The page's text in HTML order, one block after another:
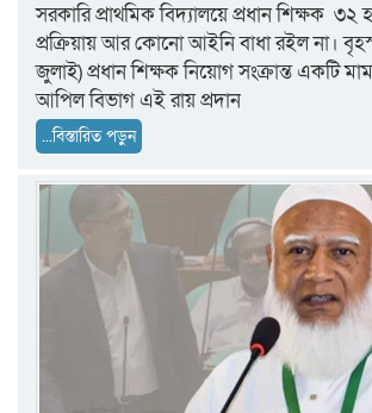
সরকারি প্রাথমিক বিদ্যালয়ে প্রধান শিক্ষক ৩২
প্রক্রিয়ায় আর কোনো আইনি বাধা রইল না।
জুলাই) প্রধান শিক্ষক নিয়োগ সংক্রান্ত একটি
আপিল বিভাগ এই রায় প্রদান
...বিস্তারিত পড়ুন